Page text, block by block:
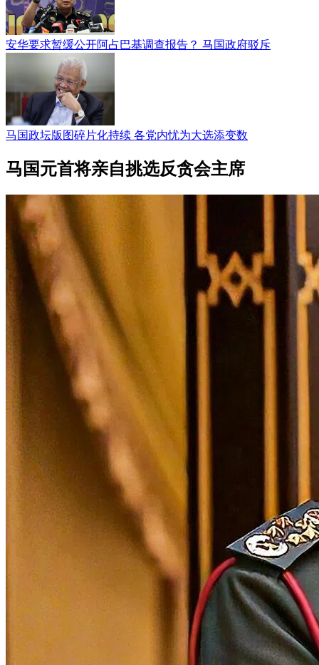
安华要求暂缓公开阿占巴基调查报告？ 马国政府驳斥
马国政坛版图碎片化持续 各党内忧为大选添变数
马国元首将亲自挑选反贪会主席